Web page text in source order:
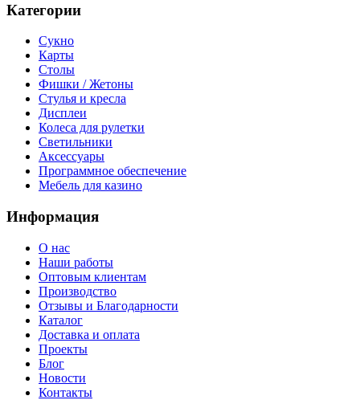
Категории
Сукно
Карты
Столы
Фишки / Жетоны
Стулья и кресла
Дисплеи
Колеса для рулетки
Светильники
Аксессуары
Программное обеспечение
Мебель для казино
Информация
О нас
Наши работы
Оптовым клиентам
Производство
Отзывы и Благодарности
Каталог
Доставка и оплата
Проекты
Блог
Новости
Контакты